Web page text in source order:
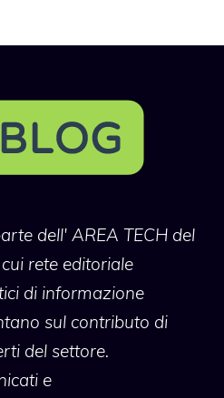
dell' AREA TECH del
rete editoriale
di informazione
sul contributo di
del settore.
e